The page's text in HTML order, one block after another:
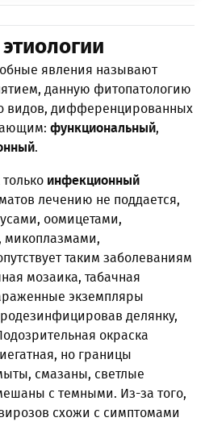
явления называют
данную фитопатологию
видов, дифференцированных
функциональный,
.
инфекционный
лечению не поддается,
оомицетами,
микоплазмами,
таким заболеваниям
мозаика, табачная
экземпляры
делянку,
окраска
но границы
смазаны, светлые
с темными. Из-за того,
схожи с симптомами